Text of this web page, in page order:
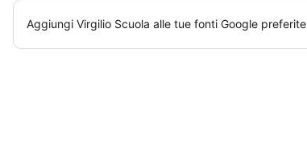
Aggiungi Virgilio Scuola alle tue fonti Google preferite